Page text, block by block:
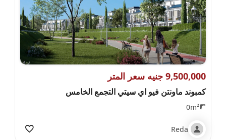
9,500,000 جنيه سعر المتر
كمبوند ماونتن فيو اي سيتي التجمع الخامس
0m²
Reda